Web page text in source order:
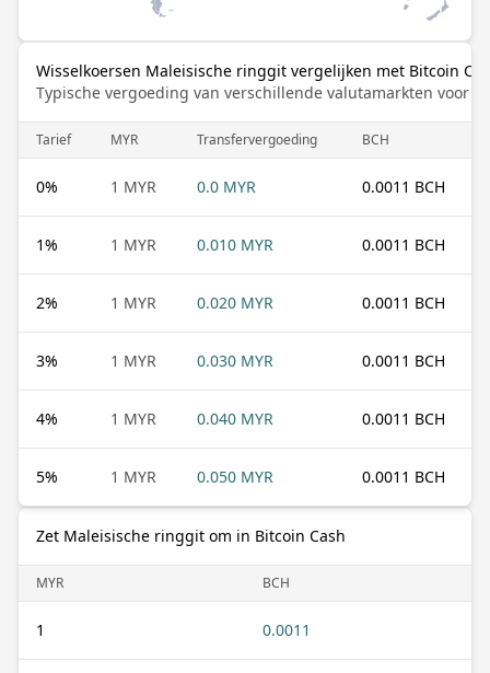
Wisselkoersen Maleisische ringgit vergelijken met Bitcoin
Typische vergoeding van verschillende valutamarkten voor
Tarief MYR Transfervergoeding BCH
0% 1 MYR 0.0 MYR 0.0011 BCH
1% 1 MYR 0.010 MYR 0.0011 BCH
2% 1 MYR 0.020 MYR 0.0011 BCH
3% 1 MYR 0.030 MYR 0.0011 BCH
4% 1 MYR 0.040 MYR 0.0011 BCH
5% 1 MYR 0.050 MYR 0.0011 BCH
Zet Maleisische ringgit om in Bitcoin Cash
MYR BCH
1 0.0011